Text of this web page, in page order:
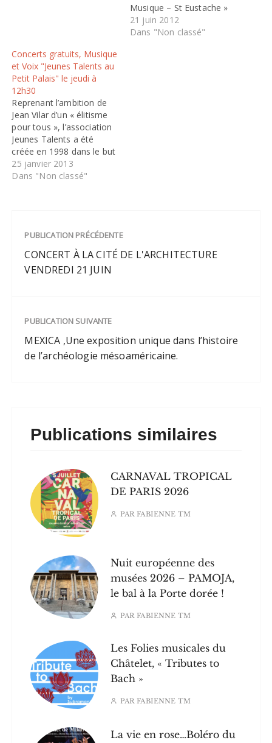
Musique – St Eustache »
classe de chant de Valérie
MILLOT : airs d’opéra,
21 juin 2012
Dans "Non classé"
Concerts gratuits, Musique
et Voix "Jeunes Talents au
Petit Palais" le jeudi à
12h30
Reprenant l’ambition de
Jean Vilar d’un « élitisme
pour tous », l’association
Jeunes Talents a été
créée en 1998 dans le but
de promouvoir de jeunes
musiciens et chanteurs
plus large possible.
14/02/13 :…
25 janvier 2013
Dans "Non classé"
PUBLICATION PRÉCÉDENTE
CONCERT À LA CITÉ DE L'ARCHITECTURE
VENDREDI 21 JUIN
PUBLICATION SUIVANTE
MEXICA ,Une exposition unique dans l’histoire
de l’archéologie mésoaméricaine.
Publications similaires
CARNAVAL TROPICAL
DE PARIS 2026
PARFABIENNE TM
Nuit européenne des
musées 2026 – PAMOJA,
le bal à la Porte dorée !
PARFABIENNE TM
Les Folies musicales du
Châtelet, « Tributes to
Bach »
PARFABIENNE TM
La vie en rose…Boléro du